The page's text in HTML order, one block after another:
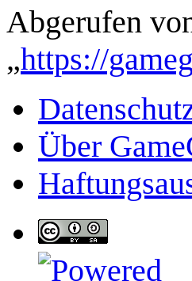
Abgerufen
„https://
Über